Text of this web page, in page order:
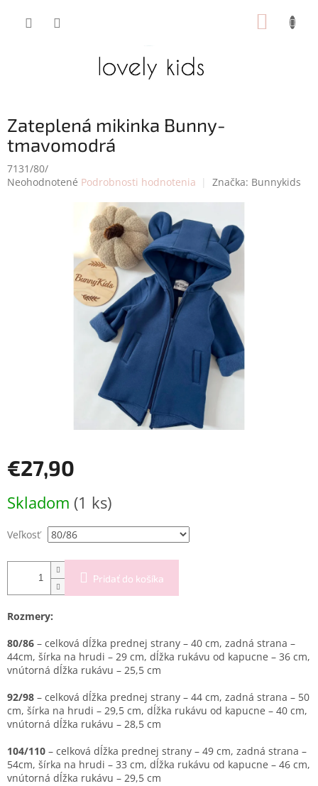
Zateplená mikinka Bunny-
tmavomodrá
7131/80/
Priemerné
Neohodnotené Podrobnosti hodnotenia Značka: Bunnykids
€27,90
cena:
Skladom (1 ks)
Veľkosť
Pridať do košíka
Rozmery:
80/86 – celková dĺžka prednej strany – 40 cm, zadná strana –
44cm, šírka na hrudi – 29 cm, dĺžka rukávu od kapucne – 36 cm,
vnútorná dĺžka rukávu – 25,5 cm
92/98 – celková dĺžka prednej strany – 44 cm, zadná strana – 50
cm, šírka na hrudi – 29,5 cm, dĺžka rukávu od kapucne – 40 cm,
vnútorná dĺžka rukávu – 28,5 cm
104/110 – celková dĺžka prednej strany – 49 cm, zadná strana –
54cm, šírka na hrudi – 33 cm, dĺžka rukávu od kapucne – 46 cm,
vnútorná dĺžka rukávu – 29,5 cm